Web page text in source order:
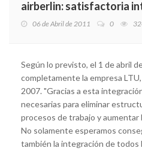
airberlin: satisfactoria
06 de Abril de 2011 0
Según lo previsto, el 1 de abril
completamente la empresa
2007. "Gracias a esta
necesarias para eliminar
procesos de trabajo y aumentar
No solamente esperamos
también la integración de todos